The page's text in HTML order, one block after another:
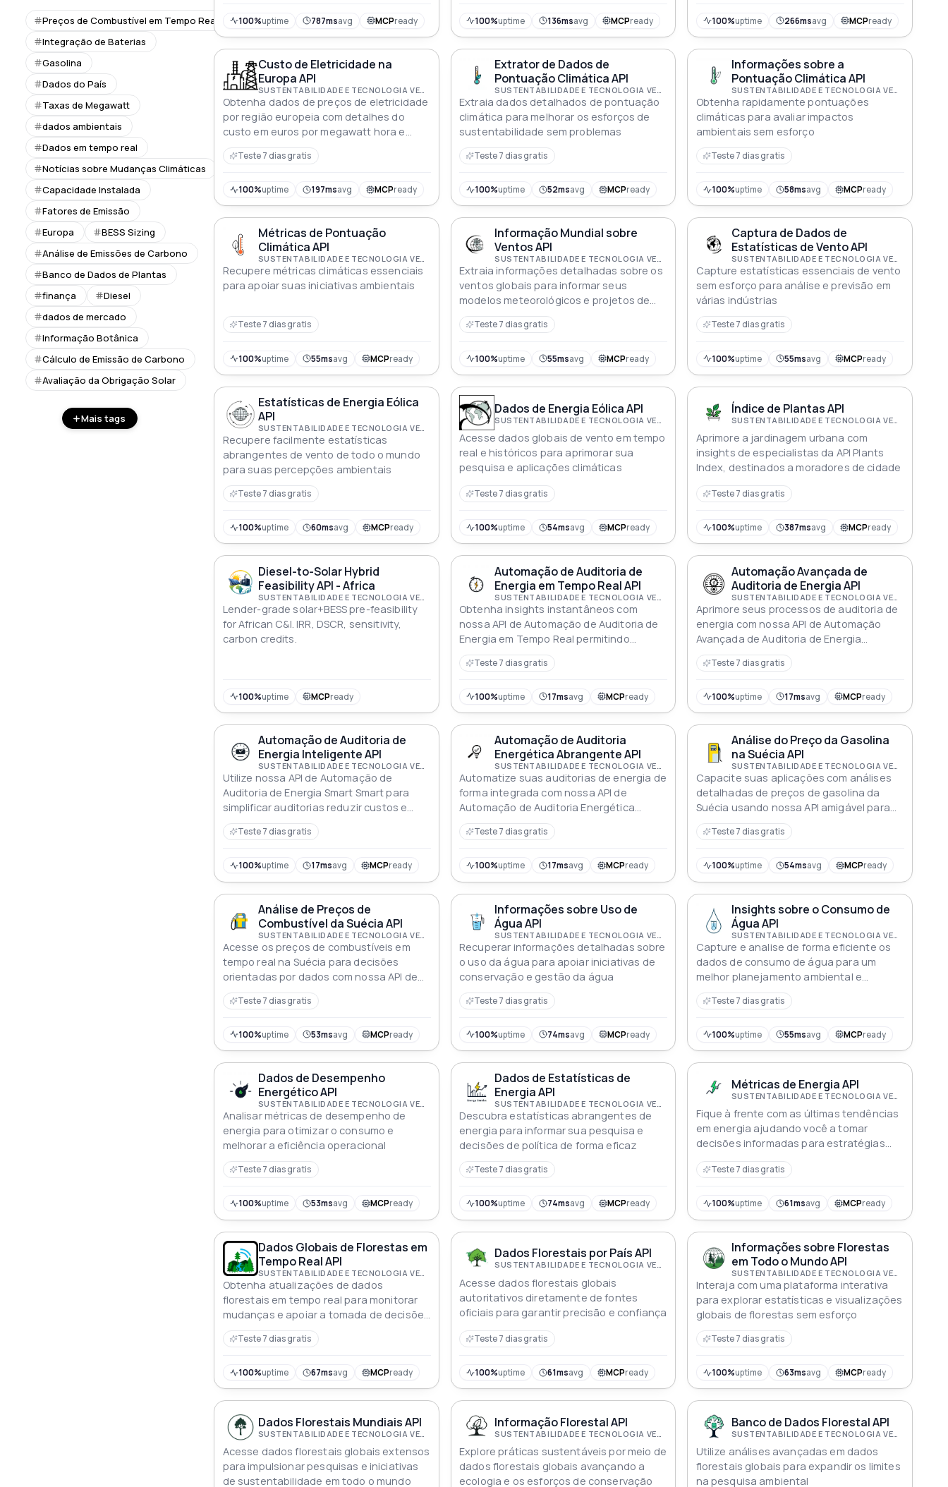
Preços de Combustível em Tempo Real
Integração de Baterias
Gasolina
Dados do País
Taxas de Megawatt
dados ambientais
Dados em tempo real
Notícias sobre Mudanças Climáticas
Capacidade Instalada
Fatores de Emissão
Europa
BESS Sizing
Análise de Emissões de Carbono
Banco de Dados de Plantas
finança
Diesel
dados de mercado
Informação Botânica
Cálculo de Emissão de Carbono
Avaliação da Obrigação Solar
Mais tags
partes por milhão (ppm), e cobrem o
período de 2010 até o presente
100%uptime 787msavg MCPready 100%uptime 136msavg MCPready 100%uptime 266msavg MCPready
Custo de Eletricidade na
Europa API
Obtenha dados de preços de eletricidade
por região europeia com detalhes do
custo em euros por megawatt hora e
data de consulta
Teste 7 dias gratis
100%uptime 197msavg MCPready
Extrator de Dados de
Pontuação Climática API
Extraia dados detalhados de pontuação
climática para melhorar os esforços de
sustentabilidade sem problemas
Teste 7 dias gratis
100%uptime 52msavg MCPready
Informações sobre a
Pontuação Climática API
Obtenha rapidamente pontuações
climáticas para avaliar impactos
ambientais sem esforço
Teste 7 dias gratis
100%uptime 58msavg MCPready
Métricas de Pontuação
Climática API
SUSTENTABILIDADE E TECNOLOGIA VERDE
Recupere métricas climáticas essenciais
para apoiar suas iniciativas ambientais
Teste 7 dias gratis
100%uptime 55msavg MCPready
Informação Mundial sobre
Ventos API
SUSTENTABILIDADE E TECNOLOGIA VERDE
Extraia informações detalhadas sobre os
ventos globais para informar seus
modelos meteorológicos e projetos de
energia renovável
Teste 7 dias gratis
100%uptime 55msavg MCPready
Captura de Dados de
Estatísticas de Vento API
SUSTENTABILIDADE E TECNOLOGIA VERDE
Capture estatísticas essenciais de vento
sem esforço para análise e previsão em
várias indústrias
Teste 7 dias gratis
100%uptime 55msavg MCPready
Estatísticas de Energia Eólica
API
SUSTENTABILIDADE E TECNOLOGIA VERDE
Recupere facilmente estatísticas
abrangentes de vento de todo o mundo
para suas percepções ambientais
Teste 7 dias gratis
100%uptime 60msavg MCPready
Dados de Energia Eólica API
Acesse dados globais de vento em tempo
real e históricos para aprimorar sua
pesquisa e aplicações climáticas
Teste 7 dias gratis
100%uptime 54msavg MCPready
Índice de Plantas API
Aprimore a jardinagem urbana com
insights de especialistas da API Plants
Index, destinados a moradores de cidade
Teste 7 dias gratis
100%uptime 387msavg MCPready
Diesel-to-Solar Hybrid
Feasibility API - Africa
Lender-grade solar+BESS pre-feasibility
for African C&I. IRR, DSCR, sensitivity,
carbon credits.
100%uptime MCPready
Automação de Auditoria de
Energia em Tempo Real API
Obtenha insights instantâneos com
nossa API de Automação de Auditoria de
Energia em Tempo Real permitindo
ajustes imediatos e gerenciamento de
energia mais inteligente
Teste 7 dias gratis
100%uptime 17msavg MCPready
Automação Avançada de
Auditoria de Energia API
Aprimore seus processos de auditoria de
energia com nossa API de Automação
Avançada de Auditoria de Energia
projetada para precisão e relatórios
simplificados
Teste 7 dias gratis
100%uptime 17msavg MCPready
Automação de Auditoria de
Energia Inteligente API
SUSTENTABILIDADE E TECNOLOGIA VERDE
Utilize nossa API de Automação de
Auditoria de Energia Smart Smart para
simplificar auditorias reduzir custos e
melhorar o desempenho energético sem
esforço
Teste 7 dias gratis
100%uptime 17msavg MCPready
Automação de Auditoria
Energética Abrangente API
SUSTENTABILIDADE E TECNOLOGIA VERDE
Automatize suas auditorias de energia de
forma integrada com nossa API de
Automação de Auditoria Energética
Abrangente maximizando eficiência e
insights
Teste 7 dias gratis
100%uptime 17msavg MCPready
Análise do Preço da Gasolina
na Suécia API
SUSTENTABILIDADE E TECNOLOGIA VERDE
Capacite suas aplicações com análises
detalhadas de preços de gasolina da
Suécia usando nossa API amigável para
desenvolvedores
Teste 7 dias gratis
100%uptime 54msavg MCPready
Análise de Preços de
Combustível da Suécia API
Acesse os preços de combustíveis em
tempo real na Suécia para decisões
orientadas por dados com nossa API de
análise abrangente
Teste 7 dias gratis
100%uptime 53msavg MCPready
Informações sobre Uso de
Água API
Recuperar informações detalhadas sobre
o uso da água para apoiar iniciativas de
conservação e gestão da água
Teste 7 dias gratis
100%uptime 74msavg MCPready
Insights sobre o Consumo de
Água API
Capture e analise de forma eficiente os
dados de consumo de água para um
melhor planejamento ambiental e
impacto
Teste 7 dias gratis
100%uptime 55msavg MCPready
Dados de Desempenho
Energético API
SUSTENTABILIDADE E TECNOLOGIA VERDE
Analisar métricas de desempenho de
energia para otimizar o consumo e
melhorar a eficiência operacional
Teste 7 dias gratis
100%uptime 53msavg MCPready
Dados de Estatísticas de
Energia API
SUSTENTABILIDADE E TECNOLOGIA VERDE
Descubra estatísticas abrangentes de
energia para informar sua pesquisa e
decisões de política de forma eficaz
Teste 7 dias gratis
100%uptime 74msavg MCPready
Métricas de Energia API
Fique à frente com as últimas tendências
em energia ajudando você a tomar
decisões informadas para estratégias
futuras
Teste 7 dias gratis
100%uptime 61msavg MCPready
Dados Globais de Florestas em
Tempo Real API
Obtenha atualizações de dados
florestais em tempo real para monitorar
mudanças e apoiar a tomada de decisões
ambientais
Teste 7 dias gratis
100%uptime 67msavg MCPready
Dados Florestais por País API
SUSTENTABILIDADE E TECNOLOGIA VERDE
Acesse dados florestais globais
autoritativos diretamente de fontes
oficiais para garantir precisão e confiança
Teste 7 dias gratis
100%uptime 61msavg MCPready
Informações sobre Florestas
em Todo o Mundo API
Interaja com uma plataforma interativa
para explorar estatísticas e visualizações
globais de florestas sem esforço
Teste 7 dias gratis
100%uptime 63msavg MCPready
Dados Florestais Mundiais API
Acesse dados florestais globais extensos
para impulsionar pesquisas e iniciativas
de sustentabilidade em todo o mundo
Informação Florestal API
Explore práticas sustentáveis por meio de
dados florestais globais avançando a
ecologia e os esforços de conservação
Banco de Dados Florestal API
Utilize análises avançadas em dados
florestais globais para expandir os limites
na pesquisa ambiental